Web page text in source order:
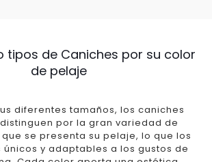
tipos de Caniches por su color
de pelaje
diferentes tamaños, los caniches
por la gran variedad de
se presenta su pelaje, lo que los
únicos y adaptables a los gustos de